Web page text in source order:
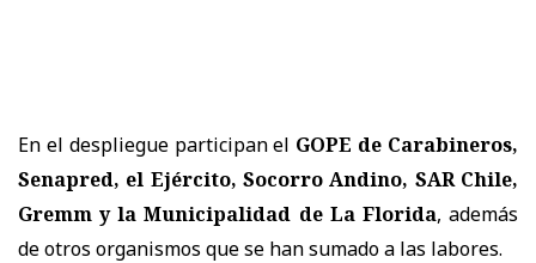
En el despliegue participan el GOPE de Carabineros,
Senapred, el Ejército, Socorro Andino, SAR Chile,
Gremm y la Municipalidad de La Florida, además
de otros organismos que se han sumado a las labores.